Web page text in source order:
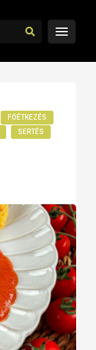
FŐÉTKEZÉS
SERTÉS